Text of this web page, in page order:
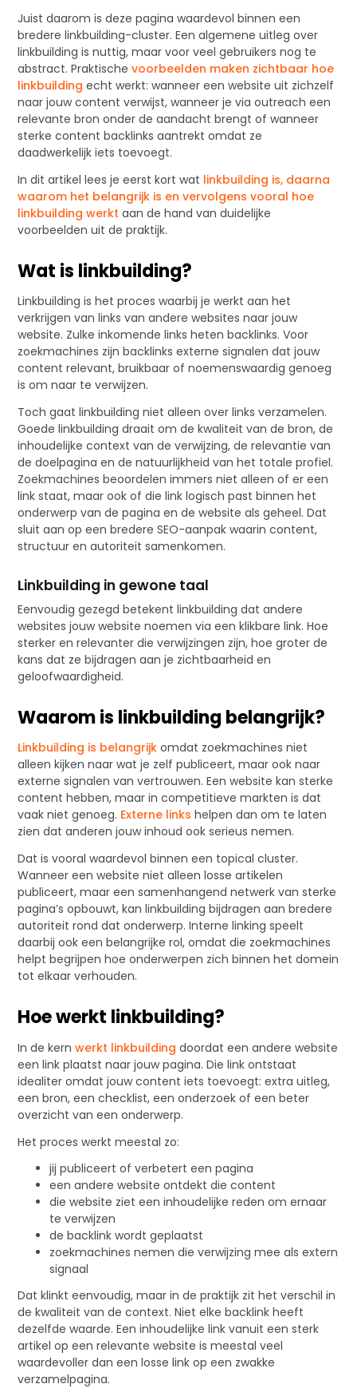
Juist daarom is deze pagina waardevol binnen een
bredere linkbuilding-cluster. Een algemene uitleg over
linkbuilding is nuttig, maar voor veel gebruikers nog te
abstract. Praktischevoorbeelden maken zichtbaar hoe
linkbuilding echt werkt: wanneer een website uit zichzelf
naar jouw content verwijst, wanneer je via outreach een
relevante bron onder de aandacht brengt of wanneer
sterke content backlinks aantrekt omdat ze
daadwerkelijk iets toevoegt.
In dit artikel lees je eerst kort wat linkbuilding is, daarna
waarom het belangrijk is en vervolgens vooral hoe
linkbuilding werkt aan de hand van duidelijke
voorbeelden uit de praktijk.
Wat is linkbuilding?
Linkbuilding is het proces waarbij je werkt aan het
verkrijgen van links van andere websites naar jouw
website. Zulke inkomende links heten backlinks. Voor
zoekmachines zijn backlinks externe signalen dat jouw
content relevant, bruikbaar of noemenswaardig genoeg
is om naar te verwijzen.
Toch gaat linkbuilding niet alleen over links verzamelen.
Goede linkbuilding draait om de kwaliteit van de bron, de
inhoudelijke context van de verwijzing, de relevantie van
de doelpagina en de natuurlijkheid van het totale profiel.
Zoekmachines beoordelen immers niet alleen of er een
link staat, maar ook of die link logisch past binnen het
onderwerp van de pagina en de website als geheel. Dat
sluit aan op een bredere SEO-aanpak waarin content,
structuur en autoriteit samenkomen.
Linkbuilding in gewone taal
Eenvoudig gezegd betekent linkbuilding dat andere
websites jouw website noemen via een klikbare link. Hoe
sterker en relevanter die verwijzingen zijn, hoe groter de
kans dat ze bijdragen aan je zichtbaarheid en
geloofwaardigheid.
Waarom is linkbuilding belangrijk?
Linkbuilding is belangrijk omdat zoekmachines niet
alleen kijken naar wat je zelf publiceert, maar ook naar
externe signalen van vertrouwen. Een website kan sterke
content hebben, maar in competitieve markten is dat
vaak niet genoeg. Externe links helpen dan om te laten
zien dat anderen jouw inhoud ook serieus nemen.
Dat is vooral waardevol binnen een topical cluster.
Wanneer een website niet alleen losse artikelen
publiceert, maar een samenhangend netwerk van sterke
pagina’s opbouwt, kan linkbuilding bijdragen aan bredere
autoriteit rond dat onderwerp. Interne linking speelt
daarbij ook een belangrijke rol, omdat die zoekmachines
helpt begrijpen hoe onderwerpen zich binnen het domein
tot elkaar verhouden.
Hoe werkt linkbuilding?
In de kernwerkt linkbuilding doordat een andere website
een link plaatst naar jouw pagina. Die link ontstaat
idealiter omdat jouw content iets toevoegt: extra uitleg,
een bron, een checklist, een onderzoek of een beter
overzicht van een onderwerp.
Het proces werkt meestal zo:
jij publiceert of verbetert een pagina
een andere website ontdekt die content
die website ziet een inhoudelijke reden om ernaar
te verwijzen
de backlink wordt geplaatst
zoekmachines nemen die verwijzing mee als extern
signaal
Dat klinkt eenvoudig, maar in de praktijk zit het verschil in
de kwaliteit van de context. Niet elke backlink heeft
dezelfde waarde. Een inhoudelijke link vanuit een sterk
artikel op een relevante website is meestal veel
waardevoller dan een losse link op een zwakke
verzamelpagina.